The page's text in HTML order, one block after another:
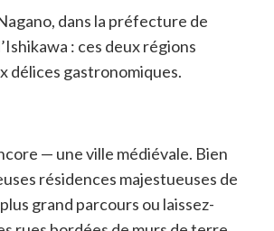
dans la préfecture de
: ces deux régions
délices gastronomiques.
— une ville médiévale. Bien
résidences majestueuses de
grand parcours ou laissez-